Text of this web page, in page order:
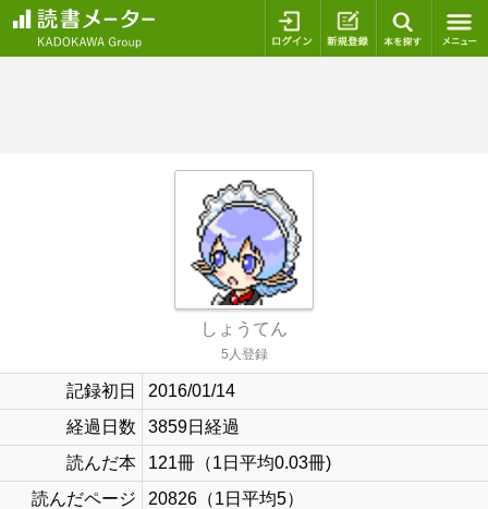
ログイン 新規登録
しょうてん
5人登録
記録初日
2016/01/14
経過日数
3859日経過
読んだ本
121冊（1日平均0.03冊)
読んだページ
20826（1日平均5）